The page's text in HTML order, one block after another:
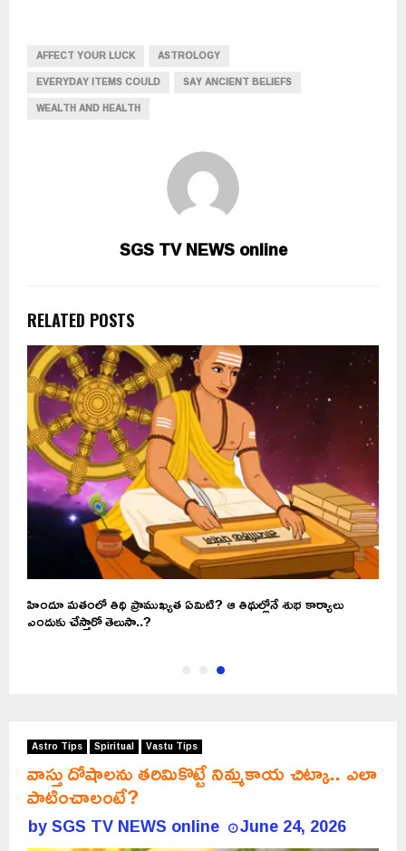
AFFECT YOUR LUCK
ASTROLOGY
EVERYDAY ITEMS COULD
SAY ANCIENT BELIEFS
WEALTH AND HEALTH
SGS TV NEWS online
RELATED POSTS
హిందూ మతంలో తిథి ప్రాముఖ్యత ఏమిటి? ఆ తిథుల్లోనే శుభ కార్యాలు
ఎందుకు చేస్తారో తెలుసా..?
Astro Tips Spiritual Vastu Tips
వాస్తు దోషాలను తరిమికొట్టే నిమ్మకాయ చిట్కా.. ఎలా
పాటించాలంటే?
bySGS TV NEWS online June 24, 2026